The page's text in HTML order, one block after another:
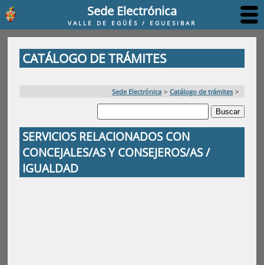
Sede Electrónica
VALLE DE EGÜÉS / EGUESIBAR
CATÁLOGO DE TRÁMITES
Sede Electrónica > Catálogo de trámites >
SERVICIOS RELACIONADOS CON
CONCEJALES/AS Y CONSEJEROS/AS /
IGUALDAD